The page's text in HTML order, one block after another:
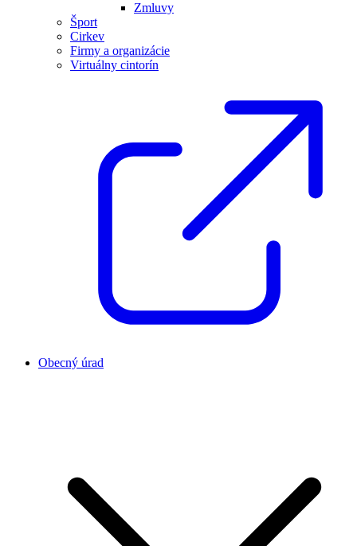
Zmluvy
Šport
Cirkev
Firmy a organizácie
Virtuálny cintorín
Obecný úrad